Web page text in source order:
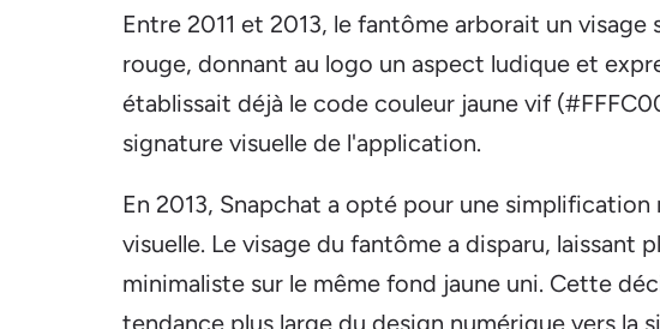
Entre 2011 et 2013, le fantôme arborait un visage
rouge, donnant au logo un aspect ludique et
établissait déjà le code couleur jaune vif
signature visuelle de l'application.
En 2013, Snapchat a opté pour une
visuelle. Le visage du fantôme a disparu, laissant
minimaliste sur le même fond jaune uni. Cette
tendance plus large du design numérique vers la